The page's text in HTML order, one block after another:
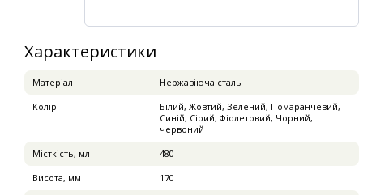
Характеристики
Матеріал
Нержавіюча сталь
Колір
Білий, Жовтий, Зелений, Помаранчевий,
Синій, Сірий, Фіолетовий, Чорний,
червоний
Місткість, мл
480
Висота, мм
170